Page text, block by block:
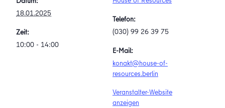
18.01.2025
Zeit:
10:00 - 14:00
Telefon:
(030) 99 26 39 75
E-Mail:
konakt@house-of-
resources.berlin
Veranstalter-Website
anzeigen